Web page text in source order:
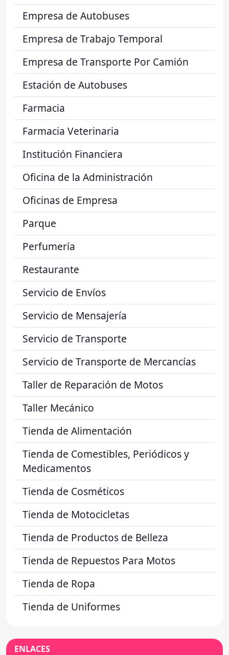
Empresa de Autobuses
Empresa de Trabajo Temporal
Empresa de Transporte Por Camión
Estación de Autobuses
Farmacia
Farmacia Veterinaria
Institución Financiera
Oficina de la Administración
Oficinas de Empresa
Parque
Perfumería
Restaurante
Servicio de Envíos
Servicio de Mensajería
Servicio de Transporte
Servicio de Transporte de Mercancías
Taller de Reparación de Motos
Taller Mecánico
Tienda de Alimentación
Tienda de Comestibles, Periódicos y
Medicamentos
Tienda de Cosméticos
Tienda de Motocicletas
Tienda de Productos de Belleza
Tienda de Repuestos Para Motos
Tienda de Ropa
Tienda de Uniformes
ENLACES